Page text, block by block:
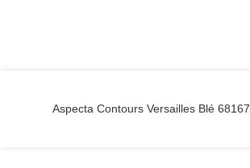
Aspecta Contours Versailles Blé